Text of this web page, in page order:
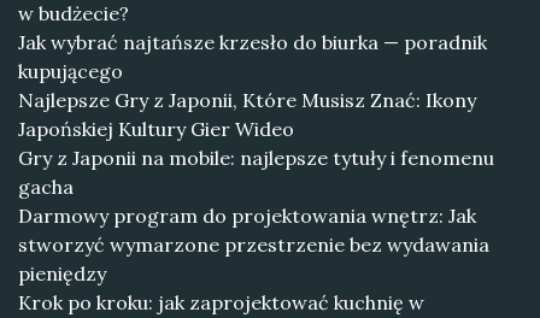
w budżecie?
Jak wybrać najtańsze krzesło do biurka — poradnik
kupującego
Najlepsze Gry z Japonii, Które Musisz Znać: Ikony
Japońskiej Kultury Gier Wideo
Gry z Japonii na mobile: najlepsze tytuły i fenomenu
gacha
Darmowy program do projektowania wnętrz: Jak
stworzyć wymarzone przestrzenie bez wydawania
pieniędzy
Krok po kroku: jak zaprojektować kuchnię w